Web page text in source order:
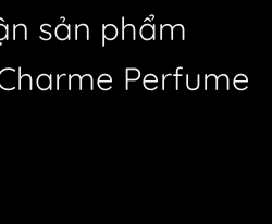
sản phẩm
Perfume